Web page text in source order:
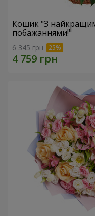
Кошик "З
побажаннями!"
6 345 грн